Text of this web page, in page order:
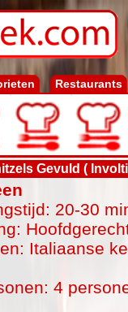
Restaurants
Gevuld (
20-30
Italiaanse
4